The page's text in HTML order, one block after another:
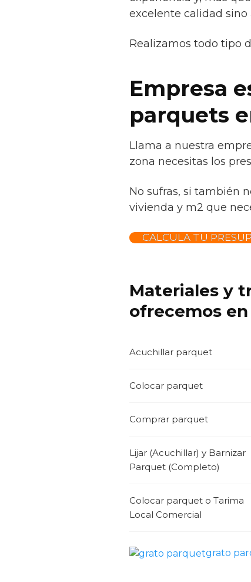
excelente calidad
Realizamos todo tipo
Empresa
parquets
Llama a nuestra
zona necesitas los
No sufras, si también
vivienda y m2 que
CALCULA TU
Materiales y
ofrecemos
Acuchillar parquet
Colocar parquet
Comprar parquet
Lijar (Acuchillar) y Barnizar
Parquet (Completo)
Colocar parquet o Tarima
Local Comercial
grato